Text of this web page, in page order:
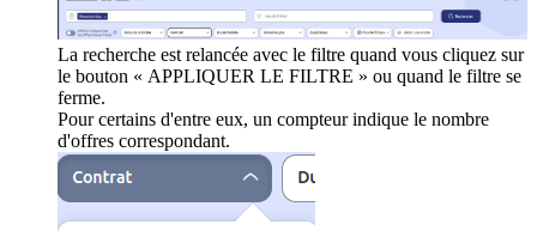
La recherche est relancée avec le filtre quand vous cliquez sur
le bouton « APPLIQUER LE FILTRE » ou quand le filtre se
ferme.
Pour certains d'entre eux, un compteur indique le nombre
d'offres correspondant.